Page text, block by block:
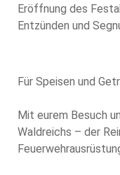
Eröffnung des
Entzünden und
Für Speisen und
Mit eurem Besuch
Waldreichs – der